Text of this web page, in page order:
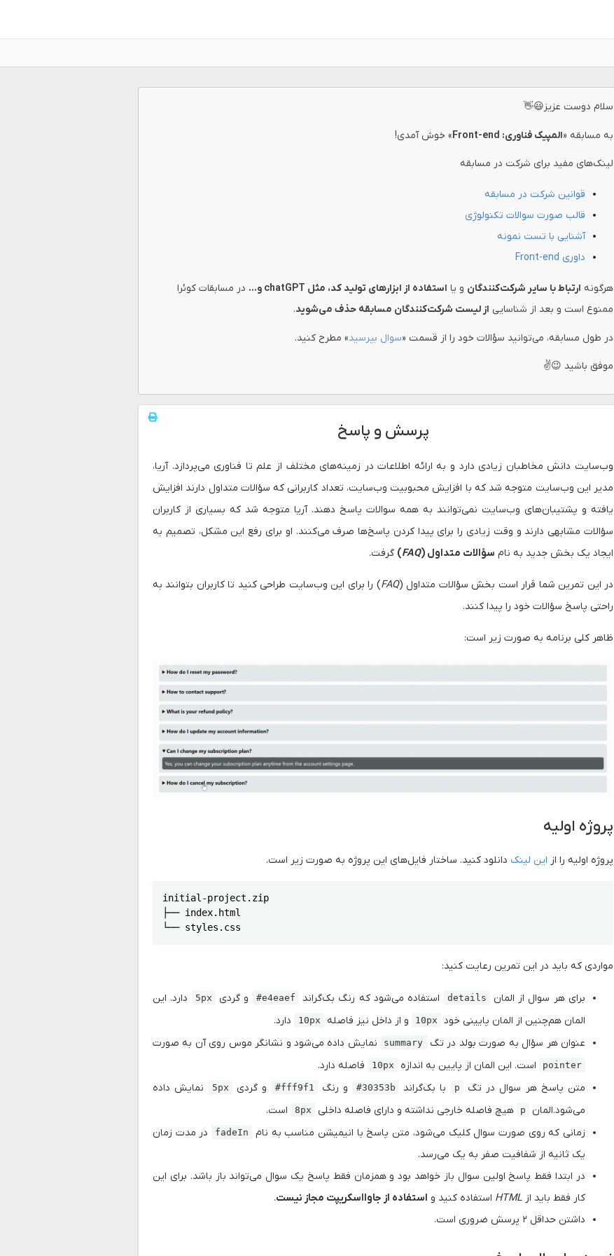
سلام دوست عزیز😃👋
به مسابقه «المپیک فناوری: Front-end » خوش آمدی!
لینک‌های مفید برای شرکت در مسابقه
قوانین شرکت در مسابقه
قالب صورت سوالات تکنولوژی
آشنایی با تست نمونه
داوری Front-end
هرگونه ارتباط با سایر شرکت‌کنندگان و یا استفاده از ابزارهای تولید کد، مثل chatGPT و...
در مسابقات کوئرا
ممنوع است و بعد از شناسایی از لیست شرکت‌کنندگان مسابقه حذف می‌شوید.
در طول مسابقه، می‌توانید سؤالات خود را از قسمت «سوال بپرسید» مطرح کنید.
موفق باشید 😉✌
پرسش و پاسخ
وب‌سایت دانش مخاطبان زیادی دارد و به ارائه اطلاعات در زمینه‌های مختلف از علم تا فناوری می‌پردازد. آریا،
مدیر این وب‌سایت متوجه شد که با افزایش محبوبیت وب‌سایت، تعداد کاربرانی که سؤالات متداول دارند افزایش
یافته و پشتیبان‌های وب‌سایت نمی‌توانند به همه سوالات پاسخ دهند. آریا متوجه شد که بسیاری از کاربران
سؤالات مشابهی دارند و وقت زیادی را برای پیدا کردن پاسخ‌ها صرف می‌کنند. او برای رفع این مشکل، تصمیم به
ایجاد یک بخش جدید به نام سؤالات متداول (FAQ
) گرفت.
در این تمرین شما قرار است بخش سؤالات متداول (FAQ) را برای این وب‌سایت طراحی کنید تا کاربران بتوانند به
راحتی پاسخ سؤالات خود را پیدا کنند.
ظاهر کلی برنامه به صورت زیر است:
پروژه اولیه
پروژه اولیه را از این لینک دانلود کنید. ساختار فایل‌های این پروژه به صورت زیر است.
initial-project.zip
├── index.html
└── styles.css
مواردی که باید در این تمرین رعایت کنید:
برای هر سوال از المان details استفاده می‌شود که رنگ بک‌گراند #e4eaef و گردی 5px
دارد. این
المان هم‌چنین از المان پایینی خود
10px و از داخل نیز فاصله 10px
دارد.
عنوان هر سؤال به صورت بولد در تگ
summary نمایش داده می‌شود و نشانگر موس روی آن به صورت
pointer است. این المان از پایین به اندازه 10px
فاصله دارد.
متن پاسخ هر سوال در تگ
p با بک‌گراند #30353b و رنگ #fff9f1 و گردی 5px
نمایش داده
می‌شود.المان
p هیچ فاصله خارجی نداشته و دارای فاصله داخلی 8px
است.
زمانی که روی صورت سوال کلیک می‌شود، متن پاسخ با انیمیشن مناسب به نام
fadeIn
در مدت زمان
یک ثانیه از شفافیت صفر به یک می‌رسد.
در ابتدا فقط پاسخ اولین سوال باز خواهد بود و همزمان فقط پاسخ یک سوال می‌تواند باز باشد. برای این
کار فقط باید از HTML استفاده کنید و استفاده از جاوااسکریپت مجاز نیست.
داشتن حداقل ۲ پرسش ضروری است.